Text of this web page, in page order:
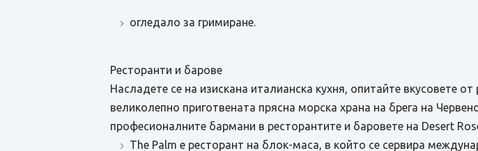
огледало за гримиране.
Ресторанти и барове
Насладете се на изискана италианска кухня, опитайте вкусовете
великолепно приготвената прясна морска храна на брега на
професионалните бармани в ресторантите и баровете на Desert
The Palm е ресторант на блок-маса, в който се сервира